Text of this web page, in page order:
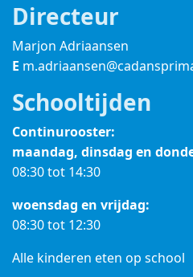
Directeur
Marjon Adriaansen
E
Schooltijden
Continurooster:
maandag, dinsdag en
08:30 tot 14:30
woensdag en vrijdag:
08:30 tot 12:30
Alle kinderen eten op school